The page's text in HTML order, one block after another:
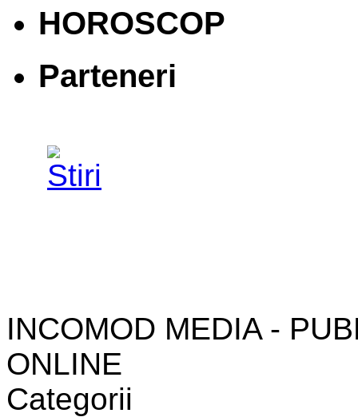
HOROSCOP
Parteneri
INCOMOD MEDIA -
ONLINE
Categorii